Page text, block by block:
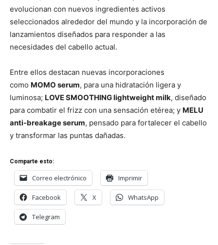
evolucionan con nuevos ingredientes activos
seleccionados alrededor del mundo y la incorporación de
lanzamientos diseñados para responder a las
necesidades del cabello actual.
Entre ellos destacan nuevas incorporaciones
como MOMO serum, para una hidratación ligera y
luminosa; LOVE SMOOTHING lightweight milk, diseñado
para combatir el frizz con una sensación etérea; y MELU
anti-breakage serum, pensado para fortalecer el cabello
y transformar las puntas dañadas.
Comparte esto:
Correo electrónico Imprimir
Facebook X WhatsApp
Telegram